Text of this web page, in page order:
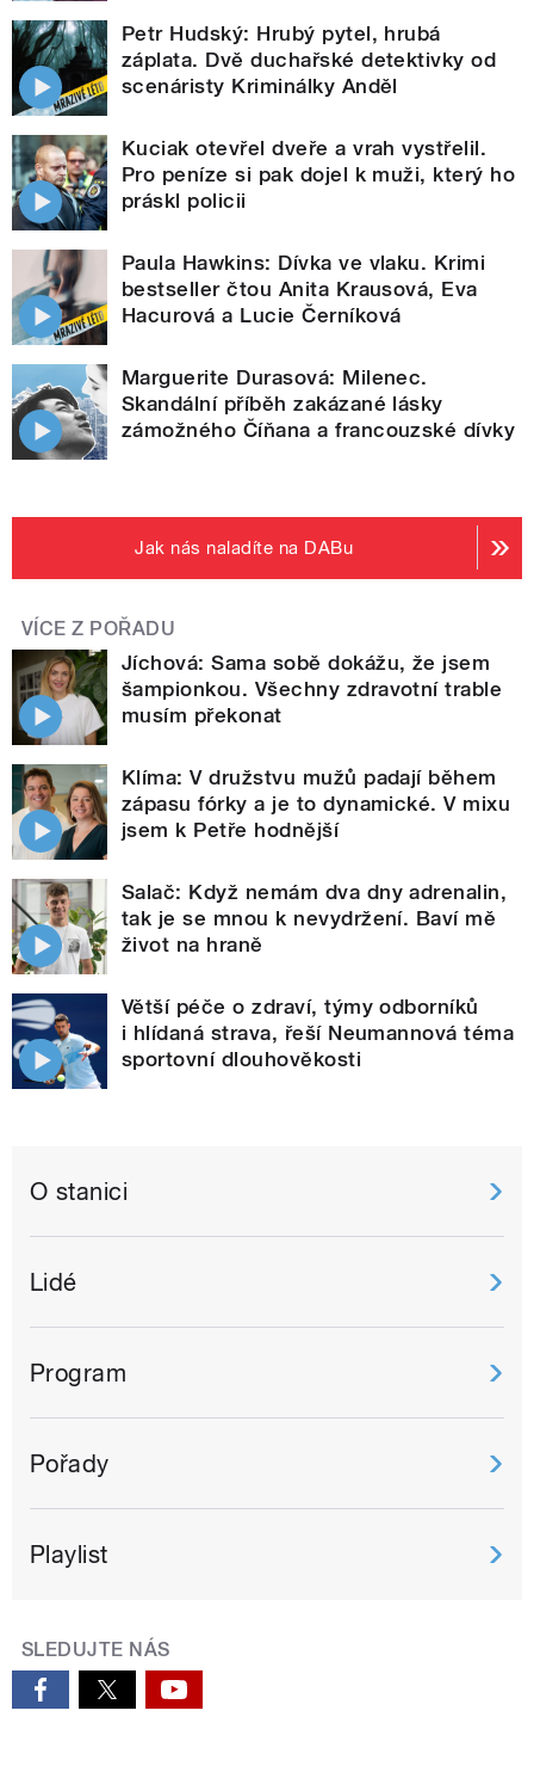
Petr Hudský: Hrubý pytel, hrubá
záplata. Dvě duchařské detektivky od
scenáristy Kriminálky Anděl
Kuciak otevřel dveře a vrah vystřelil.
Pro peníze si pak dojel k muži, který ho
práskl policii
Paula Hawkins: Dívka ve vlaku. Krimi
bestseller čtou Anita Krausová, Eva
Hacurová a Lucie Černíková
Marguerite Durasová: Milenec.
Skandální příběh zakázané lásky
zámožného Číňana a francouzské dívky
Jak nás naladíte na DABu
VÍCE Z POŘADU
Jíchová: Sama sobě dokážu, že jsem
šampionkou. Všechny zdravotní trable
musím překonat
Klíma: V družstvu mužů padají během
zápasu fórky a je to dynamické. V mixu
jsem k Petře hodnější
Salač: Když nemám dva dny adrenalin,
tak je se mnou k nevydržení. Baví mě
život na hraně
Větší péče o zdraví, týmy odborníků
i hlídaná strava, řeší Neumannová téma
sportovní dlouhověkosti
O stanici
Lidé
Program
Pořady
Playlist
SLEDUJTE NÁS